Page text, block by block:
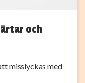
och
misslyckas med